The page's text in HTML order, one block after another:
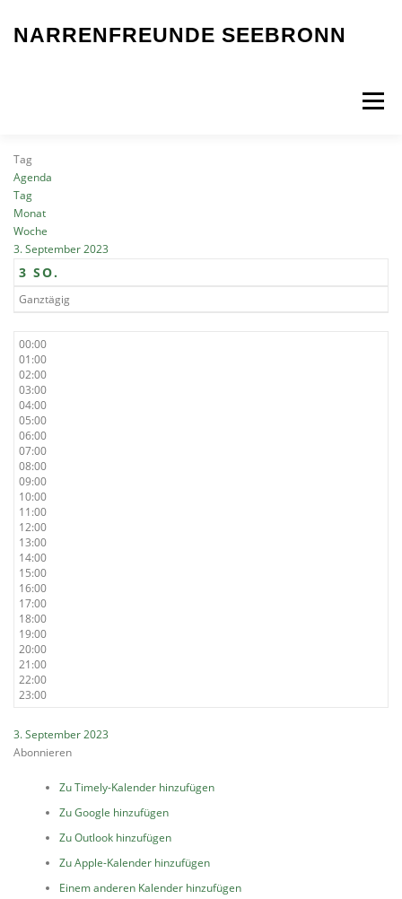
Inhalt
springen
NARRENFREUNDE SEEBRONN
Menü
FASNET 2026
GALERIE
Tag
Agenda
Tag
Monat
Woche
3. September 2023
3 SO.
Ganztägig
00:00
01:00
02:00
03:00
04:00
05:00
06:00
07:00
08:00
09:00
10:00
11:00
12:00
13:00
14:00
15:00
16:00
17:00
18:00
19:00
20:00
21:00
22:00
23:00
3. September 2023
Abonnieren
Zu Timely-Kalender hinzufügen
Zu Google hinzufügen
Zu Outlook hinzufügen
Zu Apple-Kalender hinzufügen
Einem anderen Kalender hinzufügen